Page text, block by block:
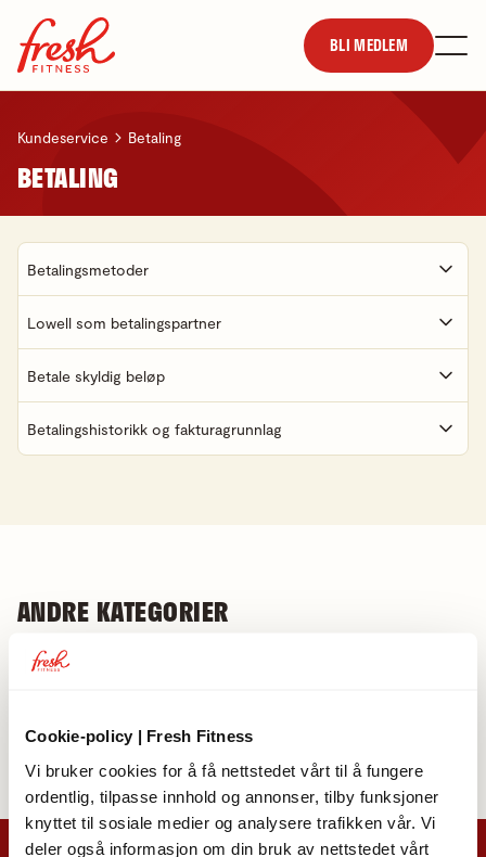
Cookie-policy | Fresh Fitness
Vi bruker cookies for å få nettstedet vårt til å fungere
ordentlig, tilpasse innhold og annonser, tilby funksjoner
knyttet til sosiale medier og analysere trafikken vår. Vi
deler også informasjon om din bruk av nettstedet vårt
BLI MEDLEM
Kundeservice Betaling
BETALING
Betalingsmetoder
Lowell som betalingspartner
Betale skyldig beløp
Betalingshistorikk og fakturagrunnlag
ANDRE KATEGORIER
Min side